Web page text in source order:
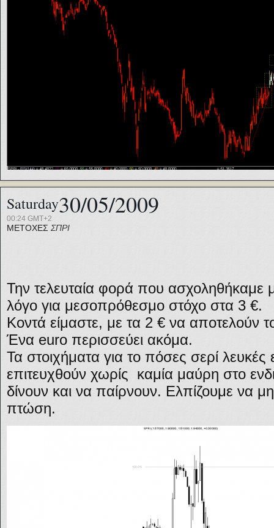
Saturday30/05/2009
00:24 GMT+2
ΜΕΤΟΧΕΣ ΣΠΡΙ
Την τελευταία φορά που ασχοληθήκαμε
λόγο για μεσοπρόθεσμο στόχο στα 3 €.
Κοντά είμαστε, με τα 2 € να αποτελούν
Ένα euro περισσεύει ακόμα.
Τα στοιχήματα για το πόσες σερί
επιτευχθούν χωρίς καμία μαύρη στο
δίνουν και να παίρνουν. Ελπίζουμε να μη
πτώση.